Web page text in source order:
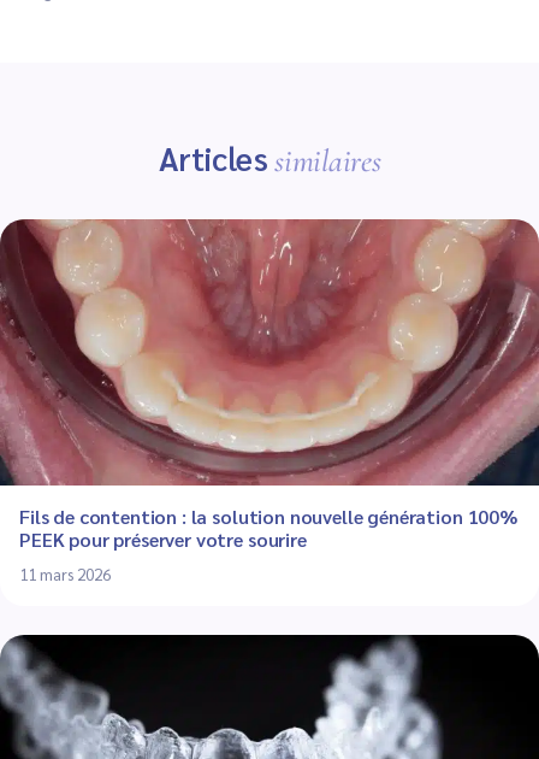
Articlessimilaires
Fils de contention : la solution nouvelle génération 100%
PEEK pour préserver votre sourire
11 mars 2026